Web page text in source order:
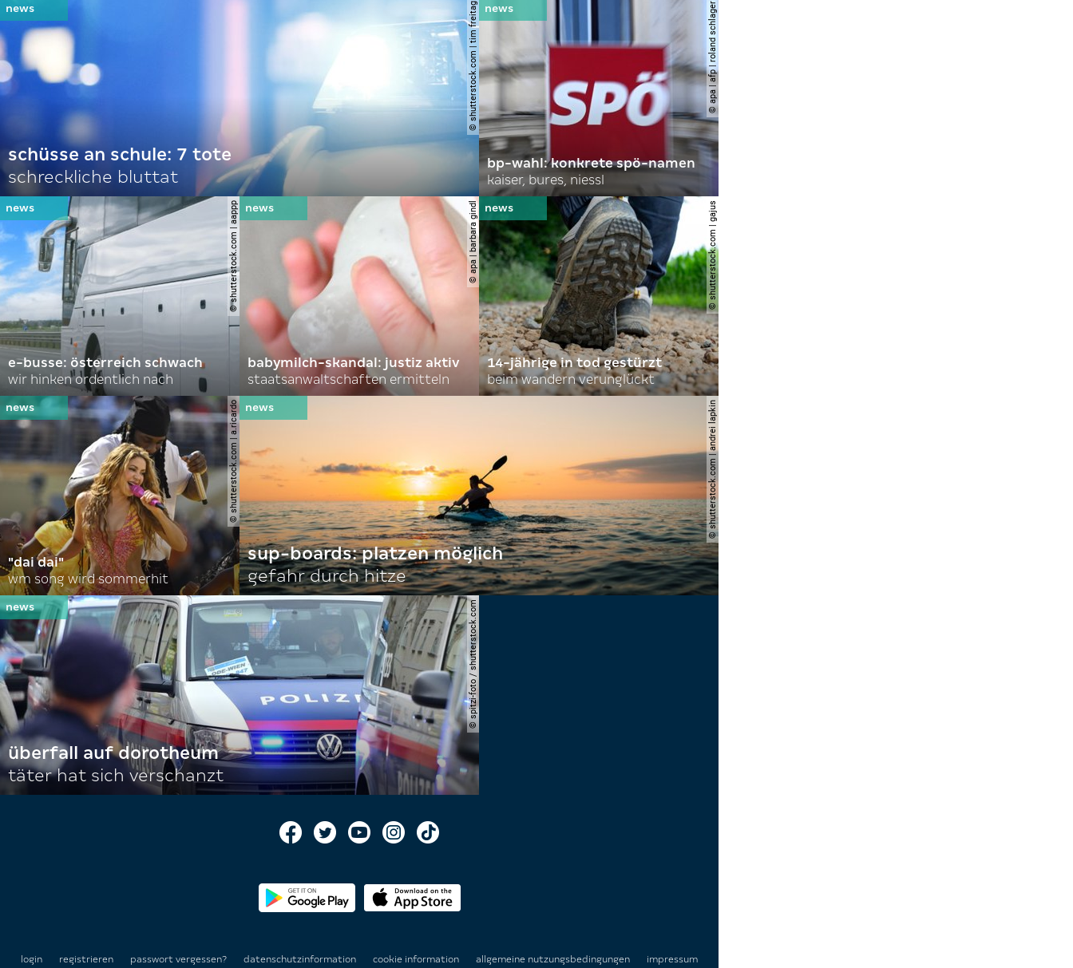
© shutterstock.com | tim freitag
schüsse an schule: 7 tote
schreckliche bluttat
© apa | afp | roland schlager
bp-wahl: konkrete spö-namen
kaiser, bures, niessl
© shutterstock.com | aappp
e-busse: österreich schwach
wir hinken ordentlich nach
© apa | barbara gindl
babymilch-skandal: justiz aktiv
staatsanwaltschaften ermitteln
© shutterstock.com | gajus
14-jährige in tod gestürzt
beim wandern verunglückt
© shutterstock.com | a.ricardo
"dai dai"
wm song wird sommerhit
© shutterstock.com | andrei lapkin
sup-boards: platzen möglich
gefahr durch hitze
© spitzi-foto / shutterstock.com
überfall auf dorotheum
täter hat sich verschanzt
login registrieren passwort vergessen? datenschutzinformation cookie information allgemeine nutzungsbedingungen impressum